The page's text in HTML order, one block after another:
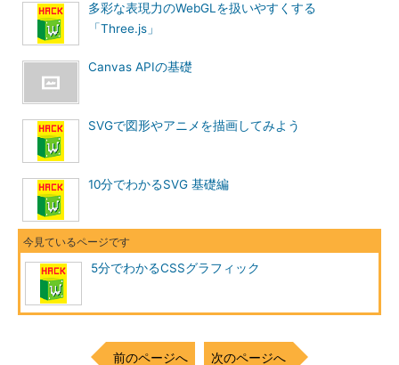
多彩な表現力のWebGLを扱いやすくする
「Three.js」
Canvas APIの基礎
SVGで図形やアニメを描画してみよう
10分でわかるSVG 基礎編
5分でわかるCSSグラフィック
前のページへ 次のページへ